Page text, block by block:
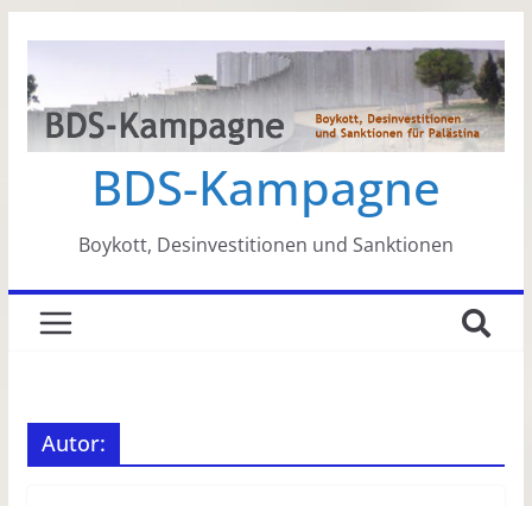
springen
BDS-Kampagne
Boykott, Desinvestitionen und Sanktionen
Autor: